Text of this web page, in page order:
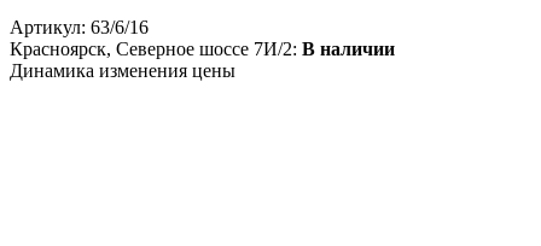
Артикул: 63/6/16
Красноярск, Северное шоссе 7И/2: В наличии
Динамика изменения цены